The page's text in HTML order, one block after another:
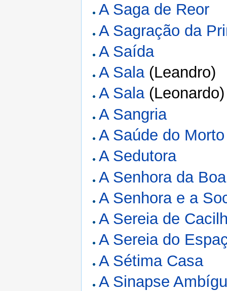
A Saga de Reor
A Sagração da
A Saída
A Sala(Leandro)
A Sala(Leonardo)
A Sangria
A Saúde do Morto
A Sedutora
A Senhora da
A Senhora e a
A Sereia de
A Sereia do
A Sétima Casa
A Sinapse